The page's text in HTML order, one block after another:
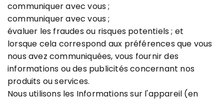
communiquer avec vous ;
communiquer avec vous ;
évaluer les fraudes ou risques potentiels ; et
lorsque cela correspond aux préférences que vous
nous avez communiquées, vous fournir des
informations ou des publicités concernant nos
produits ou services.
Nous utilisons les Informations sur l'appareil (en